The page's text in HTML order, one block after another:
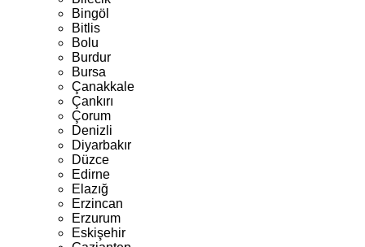
Bingöl
Bitlis
Bolu
Burdur
Bursa
Çanakkale
Çankırı
Çorum
Denizli
Diyarbakır
Düzce
Edirne
Elazığ
Erzincan
Erzurum
Eskişehir